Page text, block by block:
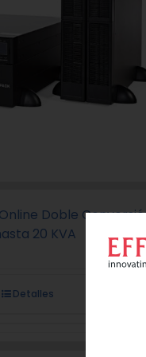
Doble
20 KVA
Detalles